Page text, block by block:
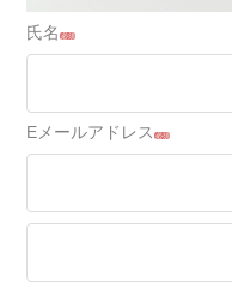
氏名必須
Eメールアドレス必須